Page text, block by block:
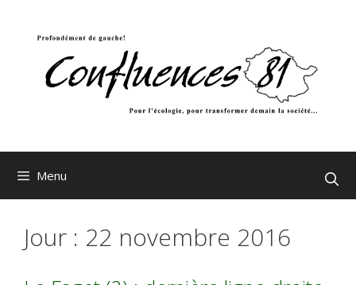
Menu
Jour : 22 novembre 2016